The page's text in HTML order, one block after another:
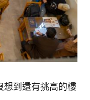
想到還有挑高的樓